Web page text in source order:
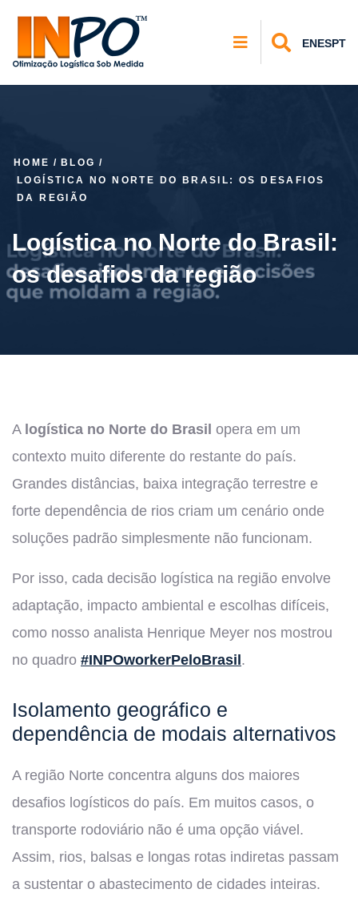
ENESPT
HOME / BLOG /
LOGÍSTICA NO NORTE DO BRASIL: OS DESAFIOS
DA REGIÃO
Logística no Norte do Brasil:
os desafios da região
A logística no Norte do Brasil opera em um
contexto muito diferente do restante do país.
Grandes distâncias, baixa integração terrestre e
forte dependência de rios criam um cenário onde
soluções padrão simplesmente não funcionam.
Por isso, cada decisão logística na região envolve
adaptação, impacto ambiental e escolhas difíceis,
como nosso analista Henrique Meyer nos mostrou
no quadro #INPOworkerPeloBrasil .
Isolamento geográfico e
dependência de modais alternativos
A região Norte concentra alguns dos maiores
desafios logísticos do país. Em muitos casos, o
transporte rodoviário não é uma opção viável.
Assim, rios, balsas e longas rotas indiretas passam
a sustentar o abastecimento de cidades inteiras.